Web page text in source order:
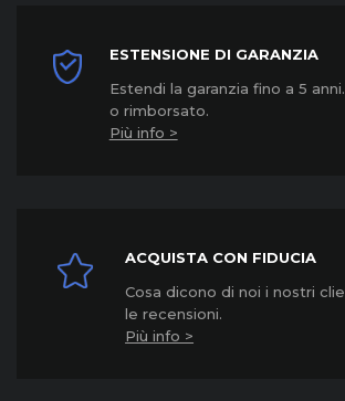
ESTENSIONE DI GARANZIA
Estendi la garanzia fino a 5
o rimborsato.
Più info >
ACQUISTA CON FIDUCIA
Cosa dicono di noi i nostri
le recensioni.
Più info >